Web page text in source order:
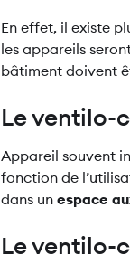
En effet, il existe
les appareils
bâtiment doivent
Le ventilo-
Appareil souvent
fonction de
dans un espace
Le ventilo-